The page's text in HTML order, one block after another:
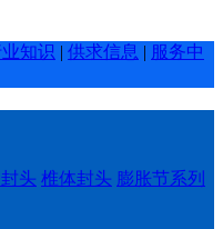
知识 | 供求信息 | 服务中
头 椎体封头 膨胀节系列